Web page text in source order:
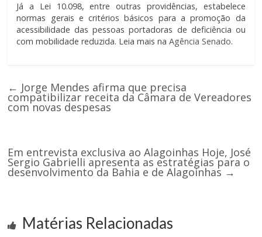
Já a Lei 10.098, entre outras providências, estabelece
normas gerais e critérios básicos para a promoção da
acessibilidade das pessoas portadoras de deficiência ou
com mobilidade reduzida. Leia mais naAgência Senado.
← Jorge Mendes afirma que precisa
compatibilizar receita da Câmara de Vereadores
com novas despesas
Em entrevista exclusiva ao Alagoinhas Hoje, José
Sergio Gabrielli apresenta as estratégias para o
desenvolvimento da Bahia e de Alagoinhas →
Matérias Relacionadas